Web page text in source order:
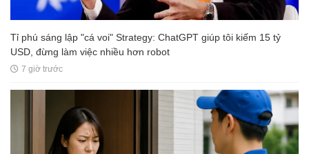
Tỉ phú sáng lập "cá voi" Strategy: ChatGPT giúp tôi kiếm 15 tỷ
USD, đừng làm việc nhiều hơn robot
7 giờ trước